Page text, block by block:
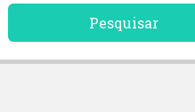
Pesquisar